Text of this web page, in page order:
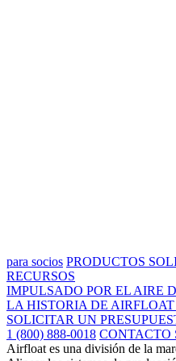
para socios PRODUCTOS
RECURSOS
IMPULSADO POR EL AIRE
LA HISTORIA DE AIRFLOAT
SOLICITAR UN
1 (800) 888-0018 CONTACTO
Airfloat es una división de la